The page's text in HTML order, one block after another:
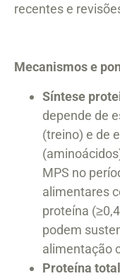
recentes e
Mecanismos e
Síntese
depende de
(treino) e de
MPS no
alimentares
proteína
podem
alimentação
Proteína